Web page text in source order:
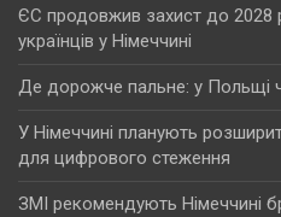
ЄС продовжив захист до 2028
українців у Німеччині
Де дорожче пальне: у Польщі
У Німеччині планують
для цифрового стеження
ЗМІ рекомендують Німеччині